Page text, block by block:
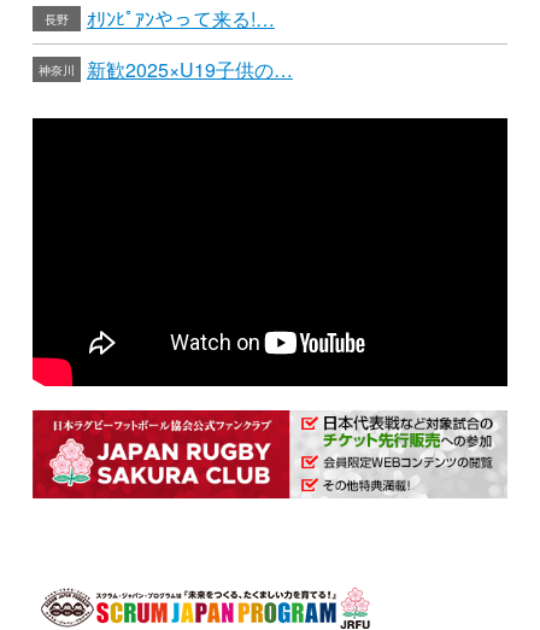
長野 ｵﾘﾝﾋﾟｱﾝやって来る!…
神奈川 新歓2025×U19子供の…